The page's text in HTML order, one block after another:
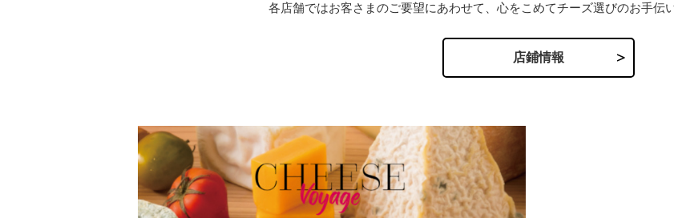
各店舗ではお客さまのご要望にあわせて、心をこめてチーズ選びのお手伝
店鋪情報